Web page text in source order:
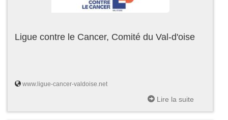
Ligue contre le Cancer, Comité du Val-d'oise
www.ligue-cancer-valdoise.net
Lire la suite